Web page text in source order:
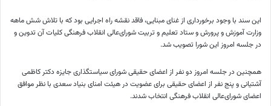
این سند با وجود برخورداری از غنای مبنایی، فاقد نقشه راه اجرایی بود که با تلاش شش ماهه
وزارت آموزش و پرورش و ستاد تعلیم و تربیت شورای‌عالی انقلاب فرهنگی کلیات آن تدوین و
در جلسه امروز این شورا تصویب شد.
همچنین در جلسه امروز دو نفر از اعضای حقیقی شورای سیاستگذاری جایزه دکتر کاظمی
آشتیانی و پنج نفر از اعضای حقیقی برای عضویت در هیئت امنای بنیاد سعدی با نظر موافق
اعضای شورای‌عالی انقلاب فرهنگی انتخاب شدند.